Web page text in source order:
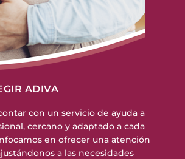
ADIVA
con un servicio de ayuda a
cercano y adaptado a cada
en ofrecer una atención
a las necesidades